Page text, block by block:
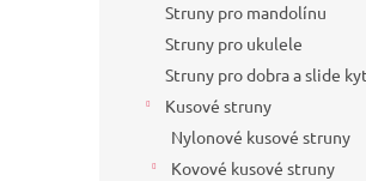
Struny pro mandolínu
Struny pro ukulele
Struny pro dobra a slide
Kusové struny
Nylonové kusové struny
Kovové kusové struny